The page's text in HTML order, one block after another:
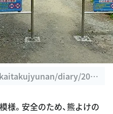
diary/2010
様。安全のため、熊よけの